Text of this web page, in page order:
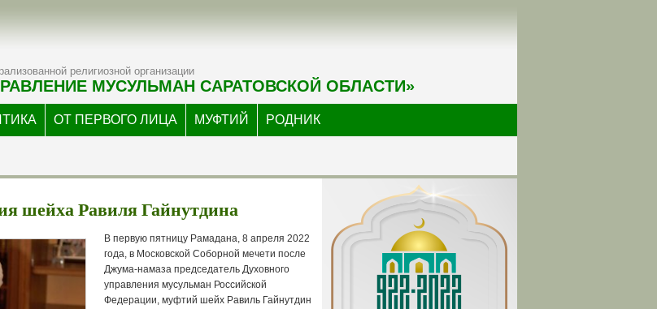
религиозной организации
МУСУЛЬМАН САРАТОВСКОЙ ОБЛАСТИ»
ОТ ПЕРВОГО ЛИЦА МУФТИЙ РОДНИК
шейха Равиля Гайнутдина
В первую пятницу Рамадана, 8 апреля 2022
года, в Московской Соборной мечети после
Джума-намаза председатель Духовного
управления мусульман Российской
Федерации, муфтий шейх Равиль Гайнутдин